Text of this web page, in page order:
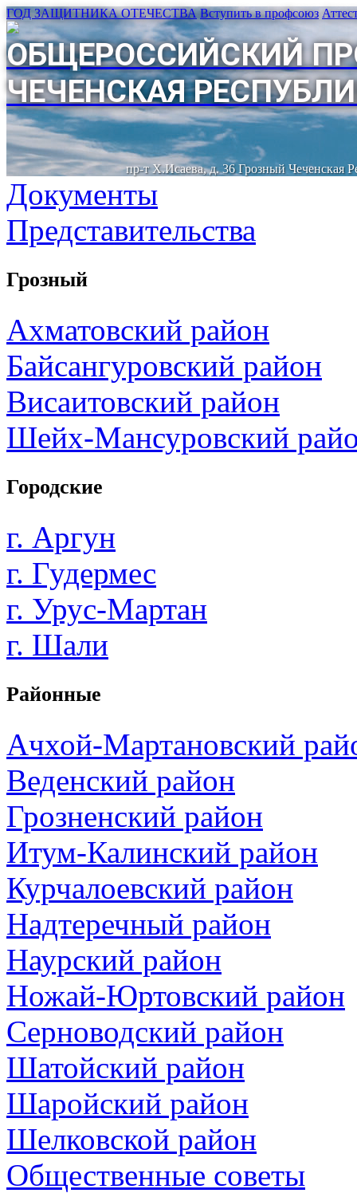
ГОД ЗАЩИТНИКА ОТЕЧЕСТВА Вступить в профсоюз
ОБЩЕРОССИЙСКИЙ
ЧЕЧЕНСКАЯ
пр-т Х.Исаева, д. 36 Грозный Чеченская
Документы
Представительства
Грозный
Ахматовский район
Байсангуровский район
Висаитовский район
Шейх-Мансуровский
Городские
г. Аргун
г. Гудермес
г. Урус-Мартан
г. Шали
Районные
Ачхой-Мартановский
Веденский район
Грозненский район
Итум-Калинский район
Курчалоевский район
Надтеречный район
Наурский район
Ножай-Юртовский район
Серноводский район
Шатойский район
Шаройский район
Шелковской район
Общественные советы